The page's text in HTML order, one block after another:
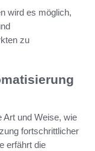
wird es möglich,
zu
Art und Weise, wie
fortschrittlicher
erfährt die